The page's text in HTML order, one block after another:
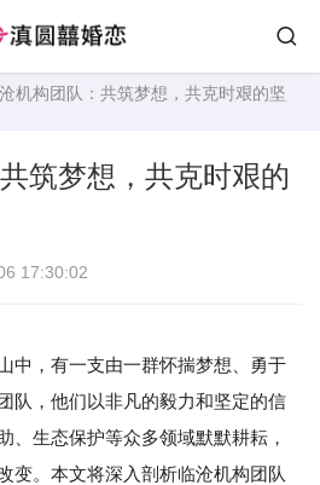
机构团队：共筑梦想，共克时艰的坚
筑梦想，共克时艰的
17:30:02
中，有一支由一群怀揣梦想、勇于
队，他们以非凡的毅力和坚定的信
、生态保护等众多领域默默耕耘，
变。本文将深入剖析临沧机构团队